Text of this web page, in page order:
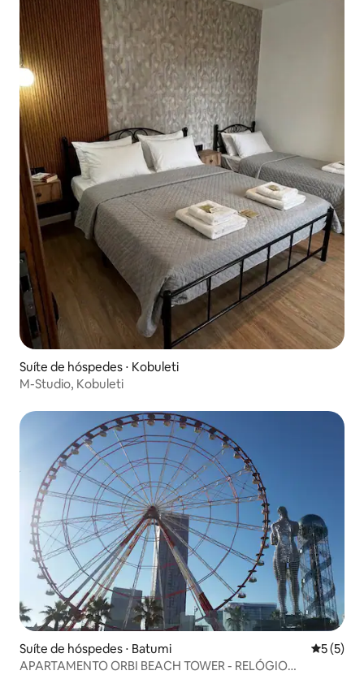
Suíte de hóspedes ⋅ Kobuleti
M-Studio, Kobuleti
Suíte de hóspedes ⋅ Batumi 5 de
5 (5)
APARTAMENTO ORBI BEACH TOWER - RELÓGIO